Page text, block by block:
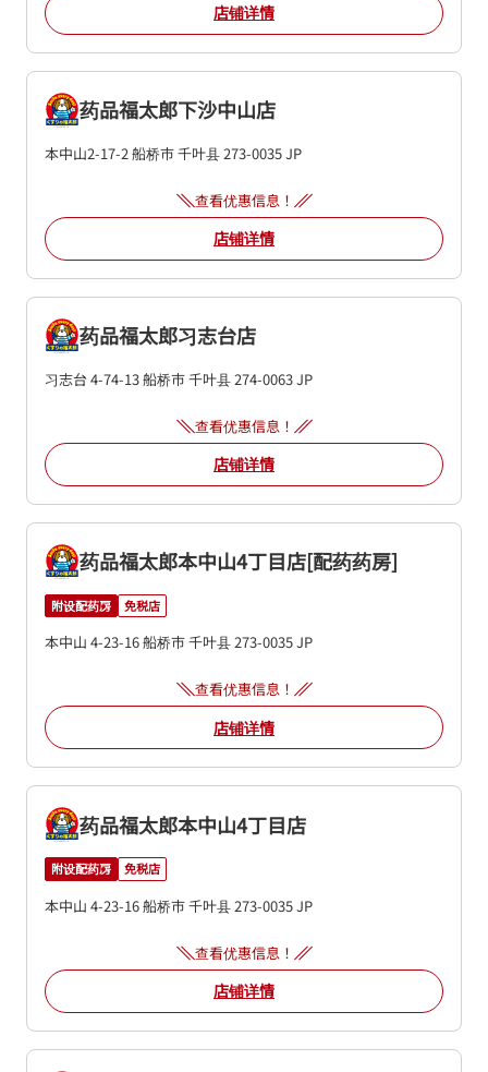
店铺详情
药品福太郎下沙中山店
本中山2-17-2 船桥市千叶县273-0035JP
查看优惠信息！
店铺详情
药品福太郎习志台店
习志台 4-74-13船桥市千叶县274-0063JP
查看优惠信息！
店铺详情
药品福太郎本中山4丁目店[配药药房]
附设配药房 免税店
本中山 4-23-16船桥市千叶县273-0035JP
查看优惠信息！
店铺详情
药品福太郎本中山4丁目店
附设配药房 免税店
本中山 4-23-16船桥市千叶县273-0035JP
查看优惠信息！
店铺详情